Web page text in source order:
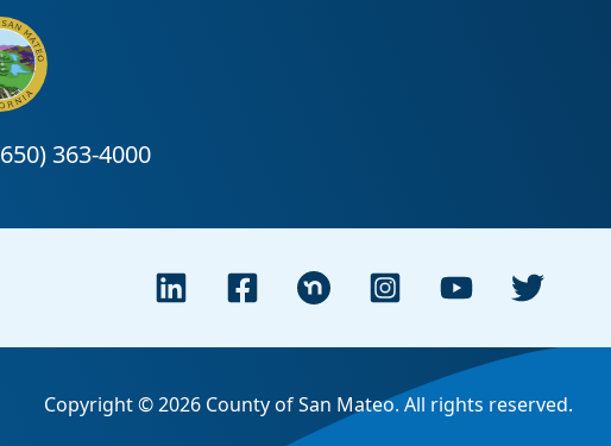
Copyright © 2026 County of San Mateo. All rights reserved.